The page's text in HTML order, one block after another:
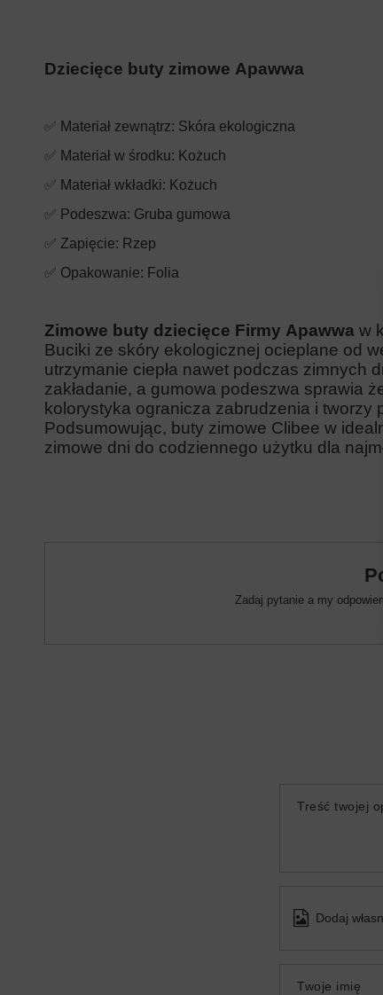
Dziecięce buty zimowe Apawwa
✅ Materiał zewnątrz: Skóra ekologiczna
✅ Materiał w środku: Kożuch
✅ Materiał wkładki: Kożuch
✅ Podeszwa: Gruba gumowa
✅ Zapięcie: Rzep
✅ Opakowanie: Folia
Zimowe buty dziecięce Firmy Apawwa w
Buciki ze skóry ekologicznej ocieplane od
utrzymanie ciepła nawet podczas zimnych
zakładanie, a gumowa podeszwa sprawia
kolorystyka ogranicza zabrudzenia i tworzy
Podsumowując, buty zimowe Clibee w
zimowe dni do codziennego użytku dla
Zadaj pytanie a my
Treść twojej
Dodaj
Twoje imię